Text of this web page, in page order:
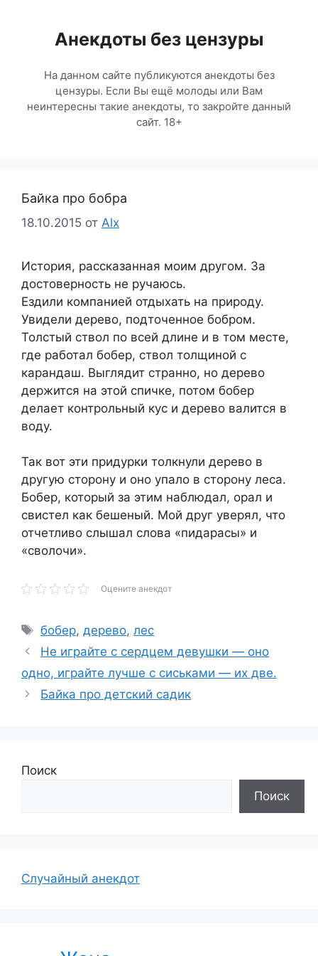
содержимомуАнекдоты без цензуры
На данном сайте публикуются анекдоты без
цензуры. Если Вы ещё молоды или Вам
неинтересны такие анекдоты, то закройте данный
сайт. 18+
Байка про бобра
18.10.2015 от Alx
История, рассказанная моим другом. За
достоверность не ручаюсь.
Ездили компанией отдыхать на природу.
Увидели дерево, подточенное бобром.
Толстый ствол по всей длине и в том месте,
где работал бобер, ствол толщиной с
карандаш. Выглядит странно, но дерево
держится на этой спичке, потом бобер
делает контрольный кус и дерево валится в
воду.
Так вот эти придурки толкнули дерево в
другую сторону и оно упало в сторону леса.
Бобер, который за этим наблюдал, орал и
свистел как бешеный. Мой друг уверял, что
отчетливо слышал слова «пидарасы» и
«сволочи».
Оцените анекдот
Метки
бобер,дерево,лес
Не играйте с сердцем девушки — оно
одно, играйте лучше с сиськами — их две.
Байка про детский садик
Поиск
Поиск
Случайный анекдот